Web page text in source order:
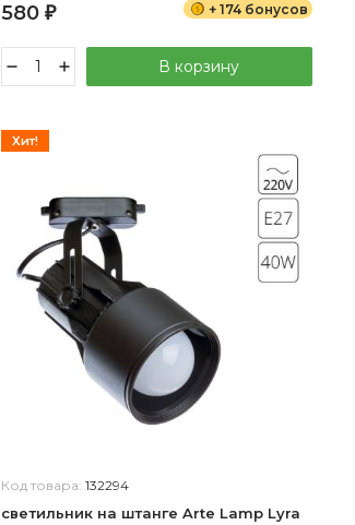
580 ₽ + 174 бонусов
В корзину
Хит!
Код товара: 132294
светильник на штанге Arte Lamp Lyra